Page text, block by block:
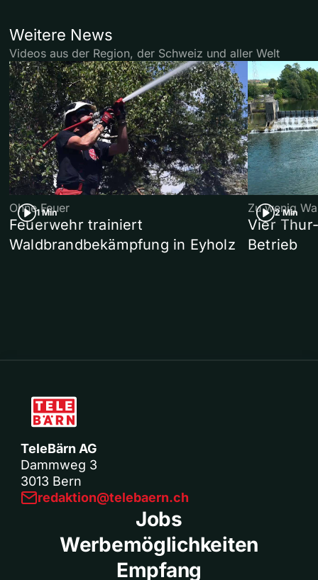
Weitere News
Videos aus der Region, der Schweiz und aller Welt
1 Min
Ohne Feuer
Feuerwehr trainiert
Waldbrandbekämpfung in Eyholz
2 Min
Zu wenig
Vier
Betrieb
TeleBärn AG
Dammweg 3
3013 Bern
redaktion@telebaern.ch
Jobs
Werbemöglichkeiten
Empfang